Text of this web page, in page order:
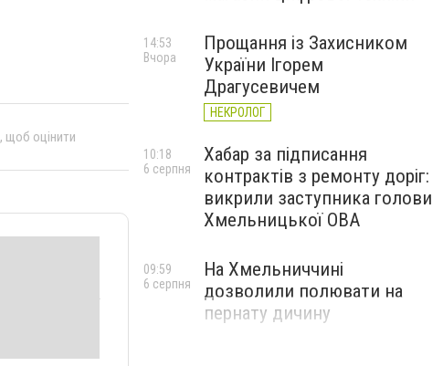
, щоб оцінити
Прощання із Захисником
України Ігорем
Драгусевичем
НЕКРОЛОГ
14:53
Вчора
Хабар за підписання
контрактів з ремонту доріг:
викрили заступника голови
Хмельницької ОВА
10:18
6 серпня
На Хмельниччині
дозволили полювати на
пернату дичину
09:59
6 серпня